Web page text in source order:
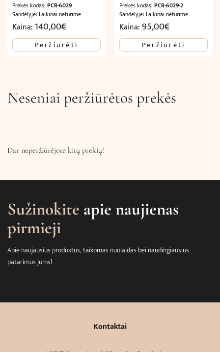
Prekės kodas: PCR-6029
Sandėlyje: Laikinai neturime
Kaina: 140,00€
Peržiūrėti
Prekės kodas:PCR-6029-2
Sandėlyje: Laikinai neturime
Kaina:95,00€
Peržiūrėti
Neseniai peržiūrėtos prekės
Dar neperžiūrėjote kitų prekių!
Sužinokite apie naujienas
pirmieji
Apie naujausius produktus, taikomas nuolaidas bei naudingiausius
patarimus jums!
Kontaktai